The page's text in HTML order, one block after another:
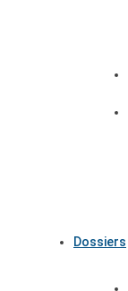
Dossiers